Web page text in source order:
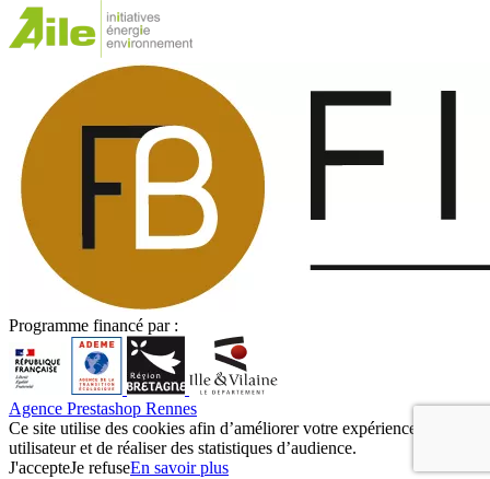
Programme financé par :
Agence Prestashop Rennes
Ce site utilise des cookies afin d’améliorer votre expérience
utilisateur et de réaliser des statistiques d’audience.
J'accepteJe refuseEn savoir plus